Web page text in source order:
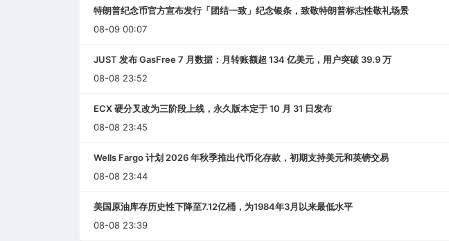
特朗普纪念币官方宣布发行「团结一致」纪念银条，致敬特朗普标志性敬礼场景
08-09 00:07
JUST 发布 GasFree 7 月数据：月转账额超 134 亿美元，用户突破 39.9 万
08-08 23:52
ECX 硬分叉改为三阶段上线，永久版本定于 10 月 31 日发布
08-08 23:45
Wells Fargo 计划 2026 年秋季推出代币化存款，初期支持美元和英镑交易
08-08 23:44
美国原油库存历史性下降至7.12亿桶，为1984年3月以来最低水平
08-08 23:39